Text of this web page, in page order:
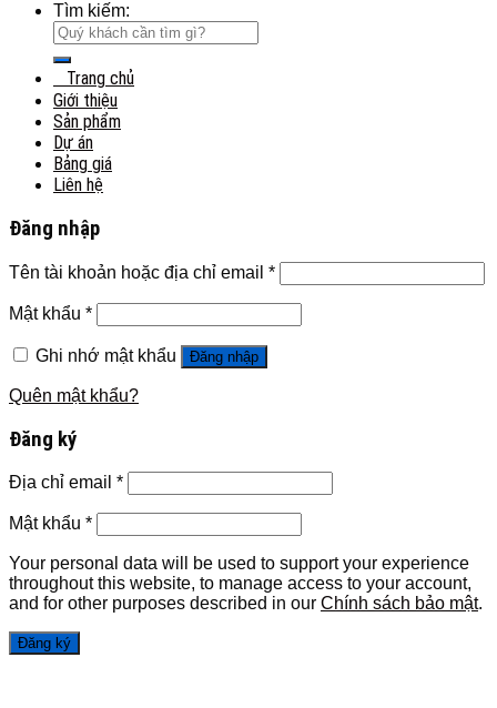
Tìm kiếm:
Trang chủ
Giới thiệu
Sản phẩm
Dự án
Bảng giá
Liên hệ
Đăng nhập
Tên tài khoản hoặc địa chỉ email *
Mật khẩu *
Ghi nhớ mật khẩu Đăng nhập
Quên mật khẩu?
Đăng ký
Địa chỉ email *
Mật khẩu *
Your personal data will be used to support your experience
throughout this website, to manage access to your account,
and for other purposes described in our Chính sách bảo mật.
Đăng ký